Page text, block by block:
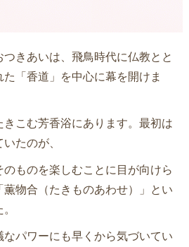
きあいは、飛鳥時代に仏教とと
「香道」を中心に幕を開けま
こむ芳香浴にあります。最初は
たのが、
ものを楽しむことに目が向けら
物合（たきものあわせ）」とい
パワーにも早くから気づいてい